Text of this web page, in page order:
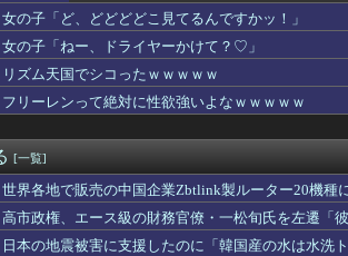
ー女性さん、公衆の面前でドエッチな露出を致し
る「恵方巻」がこちらwwwwwwwwwwwww
んの現在の姿、エッッッッッッッッッッッッ！
寧が魅せるマイクラの軌跡と感動のフィナーレ！
助金たった15万円…日本法人社長「何をすれば評価
店長のインスタ見つけた
月」沖縄県「辺野古転覆事件」日教組「同志社批判
の病室で元彼と不倫相手夫婦が取っ組み合いになっ
協会の審判への性接待が事実の場合、国際試合の出
いうお○ぱい見放題の大会ｗｗｗｗｗｗｗ
震直撃した映像がやばすぎ・・・
ばあちゃんをいじめて炎上するｗｗｗｗ
女の子「ど、どどどどこ見てるんですかッ！」
女の子「ねー、ドライヤーかけて？♡」
リズム天国でシコったｗｗｗｗｗ
フリーレンって絶対に性欲強いよなｗｗｗｗｗ
[一覧]
世界各地で販売の中国企業Zbtlink製ルーター20機
高市政権、エース級の財務官僚・一松旬氏を左遷
日本の地震被害に支援したのに「韓国産の水は水洗ト